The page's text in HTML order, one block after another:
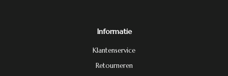
Informatie
Klantenservice
Retourneren